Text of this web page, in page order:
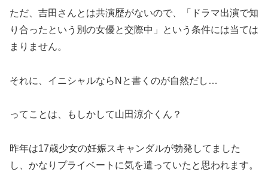
ただ、吉田さんとは共演歴がないので、「ドラマ出演で知
り合ったという別の女優と交際中」という条件には当ては
まりません。
それに、イニシャルならNと書くのが自然だし…
ってことは、もしかして山田涼介くん？
昨年は17歳少女の妊娠スキャンダルが勃発してました
し、かなりプライベートに気を遣っていたと思われます。